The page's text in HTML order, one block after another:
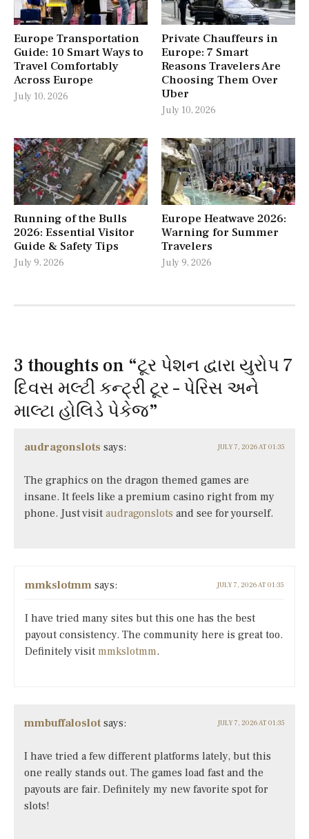
Europe Transportation
Guide: 10 Smart Ways to
Travel Comfortably
Across Europe
July 10, 2026
Private Chauffeurs in
Europe: 7 Smart
Reasons Travelers Are
Choosing Them Over
Uber
July 10, 2026
Running of the Bulls
2026: Essential Visitor
Guide & Safety Tips
July 9, 2026
Europe Heatwave 2026:
Warning for Summer
Travelers
July 9, 2026
3 thoughts on “ટૂર પેશન દ્વારા યુરોપ 7
દિવસ મલ્ટી કન્ટ્રી ટૂર – પેરિસ અને
માલ્ટા હોલિડે પેકેજ”
audragonslots says: JULY 7, 2026 AT 01:35
The graphics on the dragon themed games are
insane. It feels like a premium casino right from my
phone. Just visit audragonslots and see for yourself.
mmkslotmm says: JULY 7, 2026 AT 01:35
I have tried many sites but this one has the best
payout consistency. The community here is great too.
Definitely visit mmkslotmm.
mmbuffaloslot says: JULY 7, 2026 AT 01:35
I have tried a few different platforms lately, but this
one really stands out. The games load fast and the
payouts are fair. Definitely my new favorite spot for
slots!